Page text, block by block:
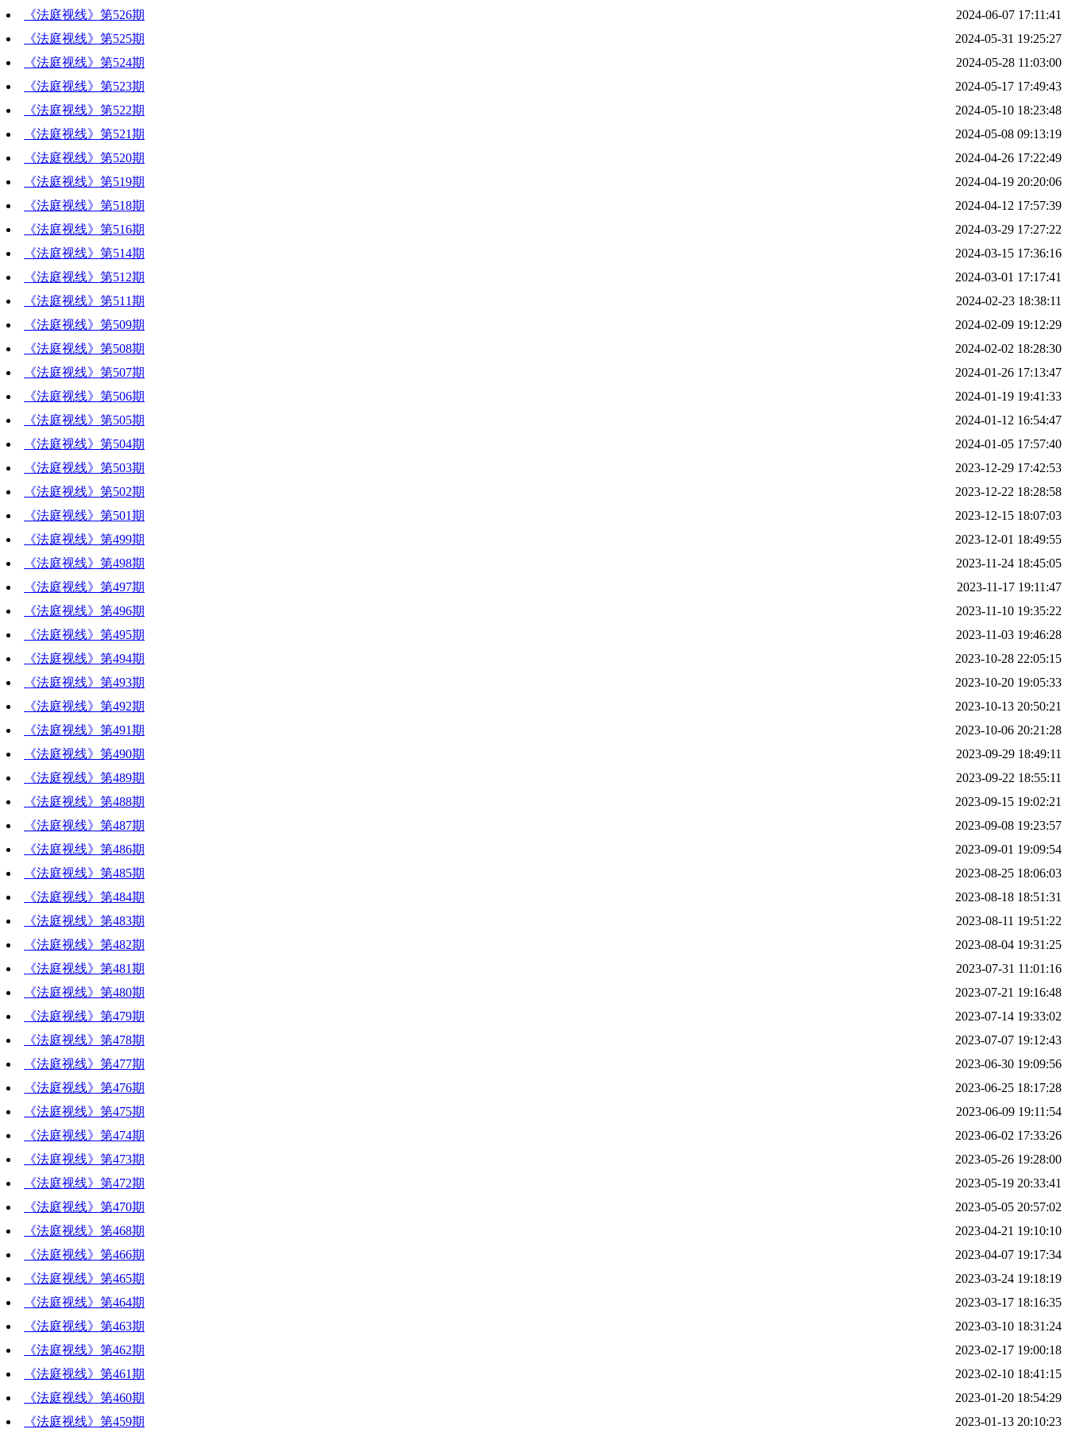
《法庭视线》第526期
2024-06-07 17:11:41
《法庭视线》第525期
2024-05-31 19:25:27
《法庭视线》第524期
2024-05-28 11:03:00
《法庭视线》第523期
2024-05-17 17:49:43
《法庭视线》第522期
2024-05-10 18:23:48
《法庭视线》第521期
2024-05-08 09:13:19
《法庭视线》第520期
2024-04-26 17:22:49
《法庭视线》第519期
2024-04-19 20:20:06
《法庭视线》第518期
2024-04-12 17:57:39
《法庭视线》第516期
2024-03-29 17:27:22
《法庭视线》第514期
2024-03-15 17:36:16
《法庭视线》第512期
2024-03-01 17:17:41
《法庭视线》第511期
2024-02-23 18:38:11
《法庭视线》第509期
2024-02-09 19:12:29
《法庭视线》第508期
2024-02-02 18:28:30
《法庭视线》第507期
2024-01-26 17:13:47
《法庭视线》第506期
2024-01-19 19:41:33
《法庭视线》第505期
2024-01-12 16:54:47
《法庭视线》第504期
2024-01-05 17:57:40
《法庭视线》第503期
2023-12-29 17:42:53
《法庭视线》第502期
2023-12-22 18:28:58
《法庭视线》第501期
2023-12-15 18:07:03
《法庭视线》第499期
2023-12-01 18:49:55
《法庭视线》第498期
2023-11-24 18:45:05
《法庭视线》第497期
2023-11-17 19:11:47
《法庭视线》第496期
2023-11-10 19:35:22
《法庭视线》第495期
2023-11-03 19:46:28
《法庭视线》第494期
2023-10-28 22:05:15
《法庭视线》第493期
2023-10-20 19:05:33
《法庭视线》第492期
2023-10-13 20:50:21
《法庭视线》第491期
2023-10-06 20:21:28
《法庭视线》第490期
2023-09-29 18:49:11
《法庭视线》第489期
2023-09-22 18:55:11
《法庭视线》第488期
2023-09-15 19:02:21
《法庭视线》第487期
2023-09-08 19:23:57
《法庭视线》第486期
2023-09-01 19:09:54
《法庭视线》第485期
2023-08-25 18:06:03
《法庭视线》第484期
2023-08-18 18:51:31
《法庭视线》第483期
2023-08-11 19:51:22
《法庭视线》第482期
2023-08-04 19:31:25
《法庭视线》第481期
2023-07-31 11:01:16
《法庭视线》第480期
2023-07-21 19:16:48
《法庭视线》第479期
2023-07-14 19:33:02
《法庭视线》第478期
2023-07-07 19:12:43
《法庭视线》第477期
2023-06-30 19:09:56
《法庭视线》第476期
2023-06-25 18:17:28
《法庭视线》第475期
2023-06-09 19:11:54
《法庭视线》第474期
2023-06-02 17:33:26
《法庭视线》第473期
2023-05-26 19:28:00
《法庭视线》第472期
2023-05-19 20:33:41
《法庭视线》第470期
2023-05-05 20:57:02
《法庭视线》第468期
2023-04-21 19:10:10
《法庭视线》第466期
2023-04-07 19:17:34
《法庭视线》第465期
2023-03-24 19:18:19
《法庭视线》第464期
2023-03-17 18:16:35
《法庭视线》第463期
2023-03-10 18:31:24
《法庭视线》第462期
2023-02-17 19:00:18
《法庭视线》第461期
2023-02-10 18:41:15
《法庭视线》第460期
2023-01-20 18:54:29
《法庭视线》第459期
2023-01-13 20:10:23